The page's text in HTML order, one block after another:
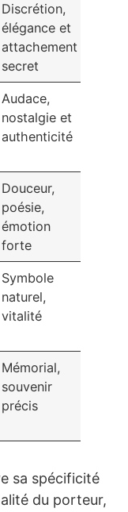
Discrétion,
élégance et
attachement
secret
Audace,
nostalgie et
authenticité
Douceur,
poésie,
émotion
forte
Symbole
naturel,
vitalité
Mémorial,
souvenir
précis
sa spécificité
du porteur,